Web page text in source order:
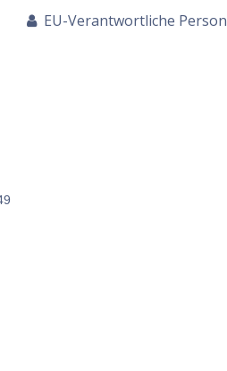
EU-Verantwortliche Person